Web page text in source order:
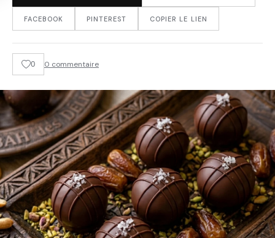
FACEBOOK PINTEREST COPIER LE LIEN
0 0 commentaire